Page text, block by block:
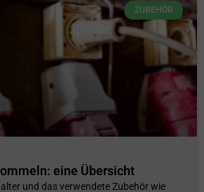
ZUBEHÖR
eine Übersicht
und das verwendete Zubehör wie